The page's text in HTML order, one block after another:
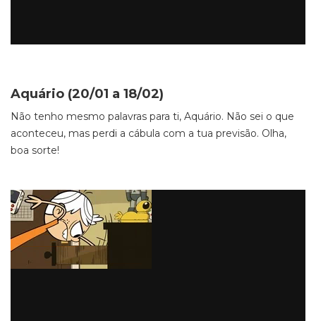
Aquário (20/01 a 18/02)
Não tenho mesmo palavras para ti, Aquário. Não sei o que
aconteceu, mas perdi a cábula com a tua previsão. Olha,
boa sorte!